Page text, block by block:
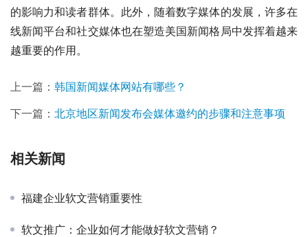
的影响力和读者群体。此外，随着数字媒体的发展，许多在
线新闻平台和社交媒体也在塑造美国新闻格局中发挥着越来
越重要的作用。
上一篇： 韩国新闻媒体网站有哪些？
下一篇： 北京地区新闻发布会媒体邀约的步骤和注意事项
相关新闻
福建企业软文营销重要性
软文推广：企业如何才能做好软文营销？